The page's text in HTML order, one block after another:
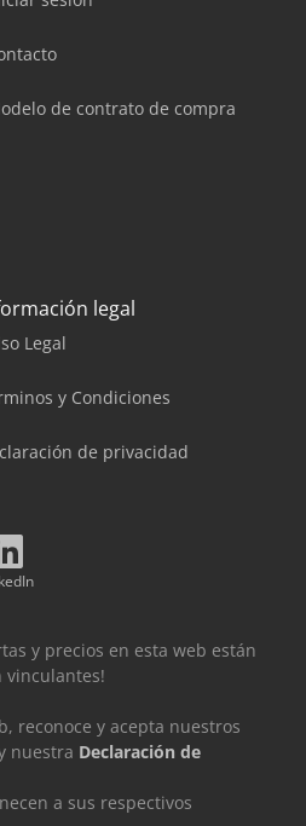
de contrato de compra
legal
Legal
y Condiciones
de privacidad
y precios en esta web están
vinculantes!
reconoce y acepta nuestros
nuestra Declaración de
a sus respectivos